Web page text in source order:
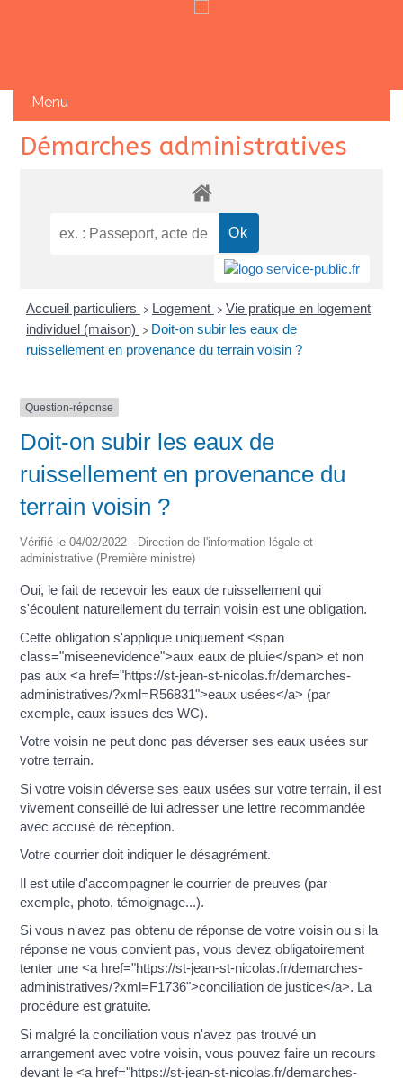
SkipDémarches administratives
Accueil particuliers > Logement > Vie pratique en logement
individuel (maison) > Doit-on subir les eaux de
ruissellement en provenance du terrain voisin ?
Question-réponse
Doit-on subir les eaux de
ruissellement en provenance du
terrain voisin ?
Vérifié le 04/02/2022 - Direction de l'information légale et
administrative (Première ministre)
Oui, le fait de recevoir les eaux de ruissellement qui
s'écoulent naturellement du terrain voisin est une obligation.
Cette obligation s'applique uniquement <span
class="miseenevidence">aux eaux de pluie</span> et non
pas aux <a href="https://st-jean-st-nicolas.fr/demarches-
administratives/?xml=R56831">eaux usées</a> (par
exemple, eaux issues des WC).
Votre voisin ne peut donc pas déverser ses eaux usées sur
votre terrain.
Si votre voisin déverse ses eaux usées sur votre terrain, il est
vivement conseillé de lui adresser une lettre recommandée
avec accusé de réception.
Votre courrier doit indiquer le désagrément.
Il est utile d'accompagner le courrier de preuves (par
exemple, photo, témoignage...).
Si vous n'avez pas obtenu de réponse de votre voisin ou si la
réponse ne vous convient pas, vous devez obligatoirement
tenter une <a href="https://st-jean-st-nicolas.fr/demarches-
administratives/?xml=F1736">conciliation de justice</a>. La
procédure est gratuite.
Si malgré la conciliation vous n'avez pas trouvé un
arrangement avec votre voisin, vous pouvez faire un recours
devant le <a href="https://st-jean-st-nicolas.fr/demarches-